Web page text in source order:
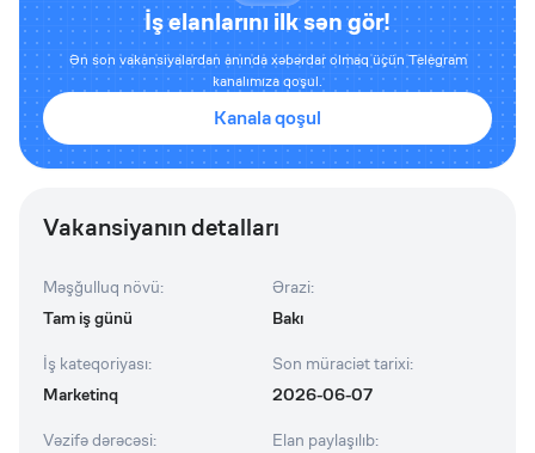
İş elanlarını ilk sən gör!
Ən son vakansiyalardan anında xəbərdar olmaq üçün Telegram
kanalımıza qoşul.
Kanala qoşul
Vakansiyanın detalları
Məşğulluq növü:
Tam iş günü
Ərazi:
Bakı
İş kateqoriyası:
Marketinq
Son müraciət tarixi:
2026-06-07
Vəzifə dərəcəsi:
Elan paylaşılıb: